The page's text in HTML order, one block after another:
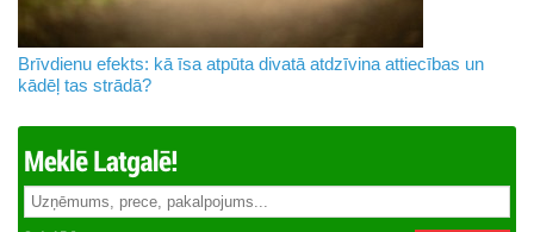
Brīvdienu efekts: kā īsa atpūta divatā atdzīvina attiecības un
kādēļ tas strādā?